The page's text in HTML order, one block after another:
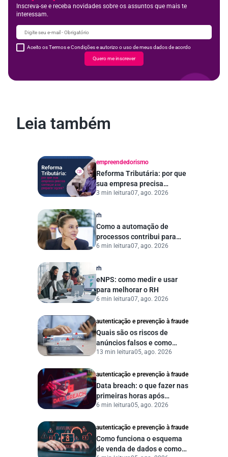
Inscreva-se e receba novidades sobre os assuntos que mais te
interessam.
Aceito os Termos e Condições e autorizo o uso de meus dados de acordo
Quero me inscrever
Leia também
empreendedorismo
Reforma Tributária: por que
sua empresa precisa
começar a se preparar
3 min leitura07, ago. 2026
rh
Como a automação de
processos contribui para
uma gestão pública mais
6 min leitura07, ago. 2026
rh
eNPS: como medir e usar
para melhorar o RH
6 min leitura07, ago. 2026
autenticação e prevenção à fraude
Quais são os riscos de
anúncios falsos e como
proteger seu negócio?
13 min leitura05, ago. 2026
autenticação e prevenção à fraude
Data breach: o que fazer nas
primeiras horas após
vazamento de dados?
6 min leitura05, ago. 2026
autenticação e prevenção à fraude
Como funciona o esquema
de venda de dados e como